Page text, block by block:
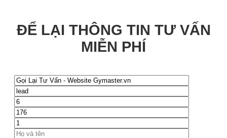
ĐỂ LẠI THÔNG TIN TƯ VẤN
MIỄN PHÍ